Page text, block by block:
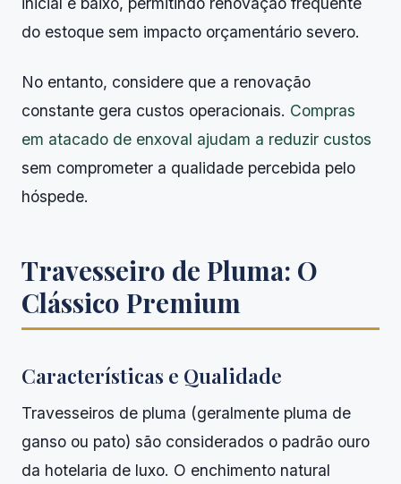
do estoque sem impacto orçamentário severo.
No entanto, considere que a renovação
constante gera custos operacionais. Compras
em atacado de enxoval ajudam a reduzir custos
sem comprometer a qualidade percebida pelo
hóspede.
Travesseiro de Pluma: O
Clássico Premium
Características e Qualidade
Travesseiros de pluma (geralmente pluma de
ganso ou pato) são considerados o padrão ouro
da hotelaria de luxo. O enchimento natural